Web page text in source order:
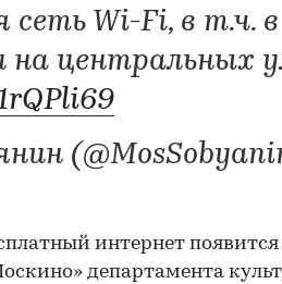
сеть Wi-Fi, в т.ч.
на центральных
интернет появится
департамента